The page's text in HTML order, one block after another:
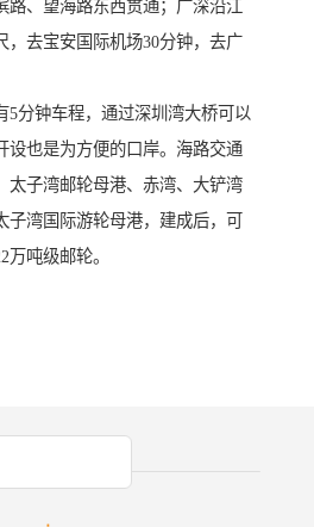
路、望海路东西贯通；广深沿江
，去宝安国际机场30分钟，去广
5分钟车程，通过深圳湾大桥可以
设也是为方便的口岸。海路交通
太子湾邮轮母港、赤湾、大铲湾
子湾国际游轮母港，建成后，可
吨级邮轮。